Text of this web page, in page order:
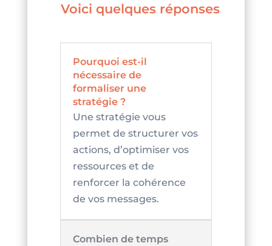
Voici quelques réponses
Pourquoi est-il
nécessaire de
formaliser une
stratégie ?
Une stratégie vous
permet de structurer vos
actions, d’optimiser vos
ressources et de
renforcer la cohérence
de vos messages.
Combien de temps